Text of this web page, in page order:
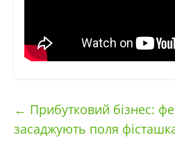
← Прибутковий бізнес:
засаджують поля